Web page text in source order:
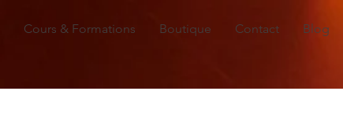
Cours & Formations Boutique Contact Blog